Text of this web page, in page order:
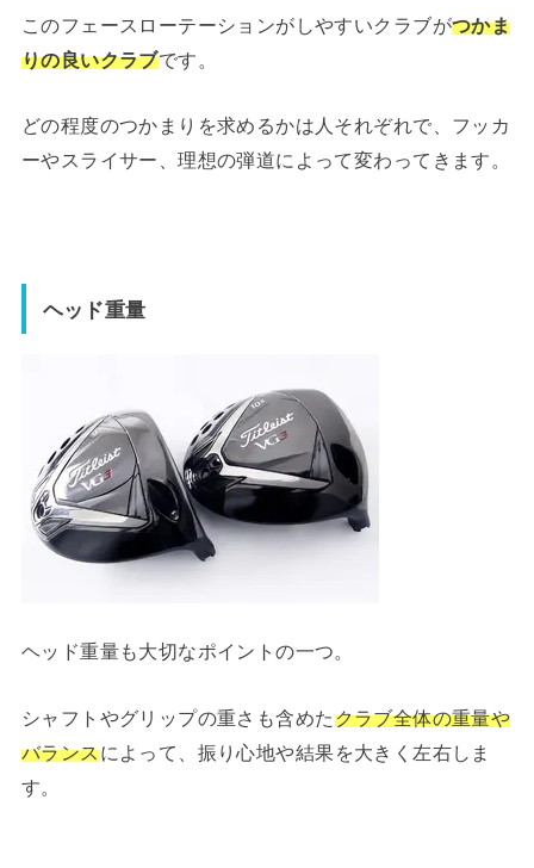
このフェースローテーションがしやすいクラブがつかま
りの良いクラブです。
どの程度のつかまりを求めるかは人それぞれで、フッカ
ーやスライサー、理想の弾道によって変わってきます。
ヘッド重量
ヘッド重量も大切なポイントの一つ。
シャフトやグリップの重さも含めたクラブ全体の重量や
バランスによって、振り心地や結果を大きく左右しま
す。